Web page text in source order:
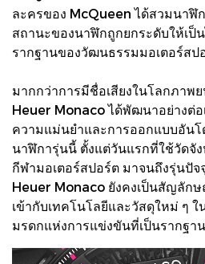
ละครของ McQueen ได้สวมนาฬิ
สถานะของนาฬิกถูกยกระดับให้เป็
รากฐานของวัฒนธรรมมอเตอร์สป
มากกว่าการมีชื่อเสียงในโลกภาพ
Heuer Monaco ได้พัฒนาอย่างต่
ความแม่นยำและการออกแบบอันโ
นาฬิการุ่นนี้ ตั้งแต่วันแรกที่ใช้วัดจั
กีฬามอเตอร์สปอร์ต มาจนถึงรุ่นปั
Heuer Monaco ยังคงเป็นสัญลัก
เข้ากับเทคโนโลยีและวัสดุใหม่ ๆ
มรดกแห่งการแข่งขันที่เป็นรากฐา